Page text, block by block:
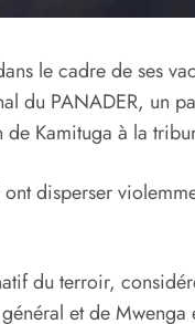
le cadre de ses
du PANADER, un
de Kamituga à la
disperser
du terroir,
et de